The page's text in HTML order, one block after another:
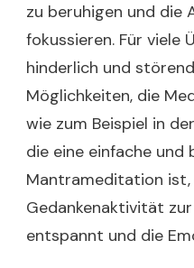
zu beruhigen und die
fokussieren. Für viele
hinderlich und
Möglichkeiten, die
wie zum Beispiel in der
die eine einfache und
Mantrameditation ist,
Gedankenaktivität
entspannt und die